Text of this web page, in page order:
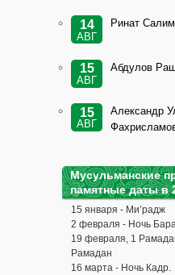
14
АВГ
Ринат
15
АВГ
Абдулов
15
АВГ
Александр
Мусульманские
памятные даты в
15 января - Ми’радж
2 февраля - Ночь
19 февраля, 1
Рамадан
16 марта - Ночь Кадр.